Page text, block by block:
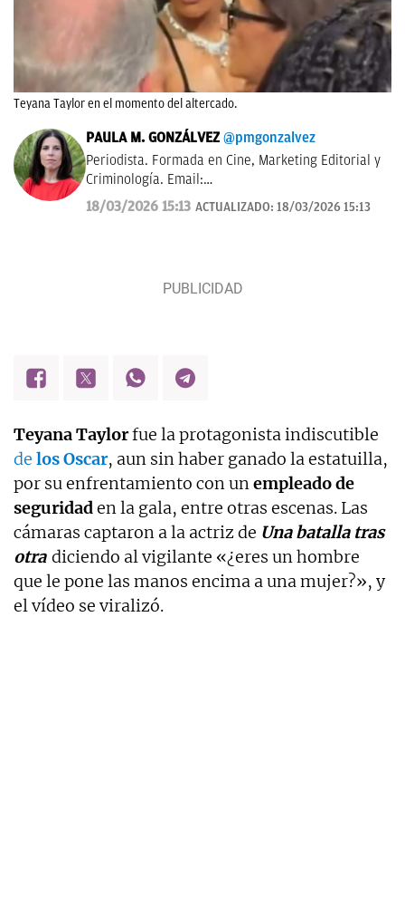
Teyana Taylor en el momento del altercado.
PAULA M. GONZÁLVEZ @pmgonzalvez
Periodista. Formada en Cine, Marketing Editorial y
Criminología. Email:
paula.mgonzalvez@okdiario.com
18/03/2026 15:13 ACTUALIZADO: 18/03/2026 15:13
Teyana Taylorfue la protagonista indiscutible
de los Oscar, aun sin haber ganado la estatuilla,
por su enfrentamiento con unempleado de
seguridaden la gala, entre otras escenas. Las
cámaras captaron a la actriz de Una batalla tras
otra diciendo al vigilante «¿eres un hombre
que le pone las manos encima a una mujer?», y
el vídeo se viralizó.